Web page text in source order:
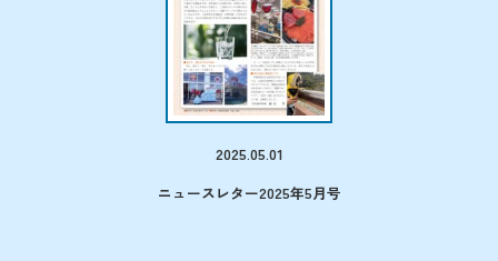
2025.05.01
ニュースレター2025年5月号